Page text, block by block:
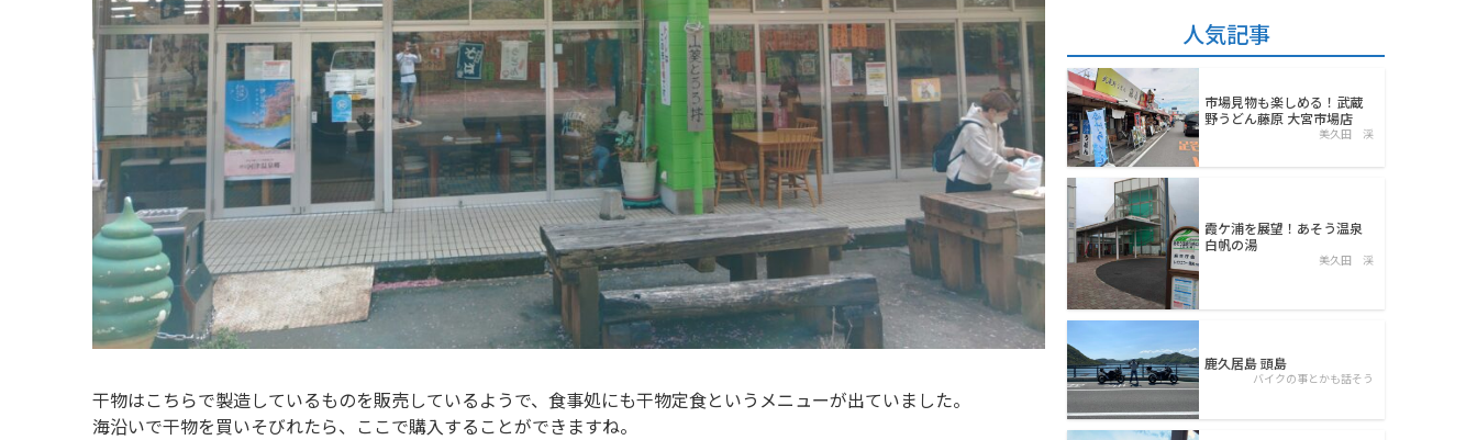
干物はこちらで製造しているものを販売しているようで、食事処にも干物定食というメニューが出ていました。
海沿いで干物を買いそびれたら、ここで購入することができますね。
人気記事
市場見物も楽しめる！武蔵
野うどん藤原 大宮市場店
美久田 渓
霞ケ浦を展望！あそう温泉
白帆の湯
美久田 渓
鹿久居島 頭島
バイクの事とかも話そう